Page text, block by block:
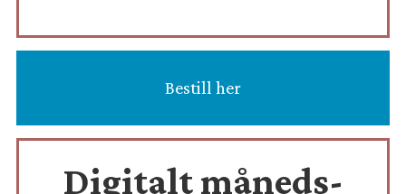
Bestill her
Digitalt måneds-